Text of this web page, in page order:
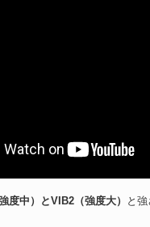
度中）とVIB2（強度大） と